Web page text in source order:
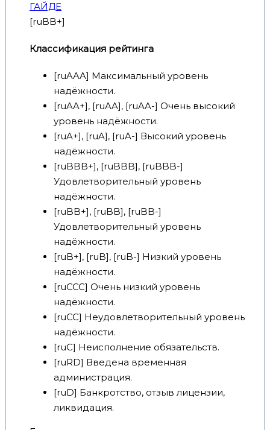
ГАЙДЕ
[ruBB+]
Классификация рейтинга
[ruAAA] Максимальный уровень
надёжности.
[ruAA+], [ruAA], [ruAA-] Очень высокий
уровень надёжности.
[ruA+], [ruA], [ruA-] Высокий уровень
надёжности.
[ruBBB+], [ruBBB], [ruBBB-]
Удовлетворительный уровень
надёжности.
[ruBB+], [ruBB], [ruBB-]
Удовлетворительный уровень
надёжности.
[ruB+], [ruB], [ruB-] Низкий уровень
надёжности.
[ruCCC] Очень низкий уровень
надёжности.
[ruCC] Неудовлетворительный уровень
надёжности.
[ruC] Неисполнение обязательств.
[ruRD] Введена временная
администрация.
[ruD] Банкротство, отзыв лицензии,
ликвидация.